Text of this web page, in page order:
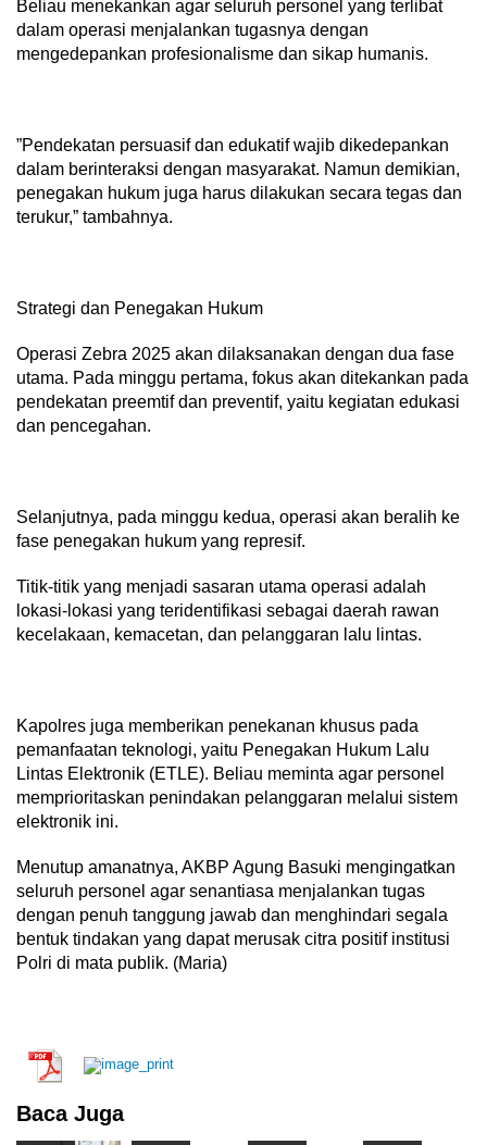
​Beliau menekankan agar seluruh personel yang terlibat
dalam operasi menjalankan tugasnya dengan
mengedepankan profesionalisme dan sikap humanis.
​”Pendekatan persuasif dan edukatif wajib dikedepankan
dalam berinteraksi dengan masyarakat. Namun demikian,
penegakan hukum juga harus dilakukan secara tegas dan
terukur,” tambahnya.
​Strategi dan Penegakan Hukum
​Operasi Zebra 2025 akan dilaksanakan dengan dua fase
utama. Pada minggu pertama, fokus akan ditekankan pada
pendekatan preemtif dan preventif, yaitu kegiatan edukasi
dan pencegahan.
Selanjutnya, pada minggu kedua, operasi akan beralih ke
fase penegakan hukum yang represif.
​Titik-titik yang menjadi sasaran utama operasi adalah
lokasi-lokasi yang teridentifikasi sebagai daerah rawan
kecelakaan, kemacetan, dan pelanggaran lalu lintas.
​Kapolres juga memberikan penekanan khusus pada
pemanfaatan teknologi, yaitu Penegakan Hukum Lalu
Lintas Elektronik (ETLE). Beliau meminta agar personel
memprioritaskan penindakan pelanggaran melalui sistem
elektronik ini.
​Menutup amanatnya, AKBP Agung Basuki mengingatkan
seluruh personel agar senantiasa menjalankan tugas
dengan penuh tanggung jawab dan menghindari segala
bentuk tindakan yang dapat merusak citra positif institusi
Polri di mata publik. (Maria)
Baca Juga